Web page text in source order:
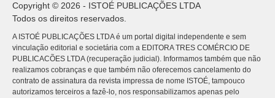
Copyright © 2026 - ISTOÉ PUBLICAÇÕES LTDA
Todos os direitos reservados.
A ISTOÉ PUBLICAÇÕES LTDA é um portal digital independente e sem
vinculação editorial e societária com a EDITORA TRES COMÉRCIO DE
PUBLICACÕES LTDA (recuperação judicial). Informamos também que não
realizamos cobranças e que também não oferecemos cancelamento do
contrato de assinatura da revista impressa de nome ISTOÉ, tampouco
autorizamos terceiros a fazê-lo, nos responsabilizamos apenas pelo